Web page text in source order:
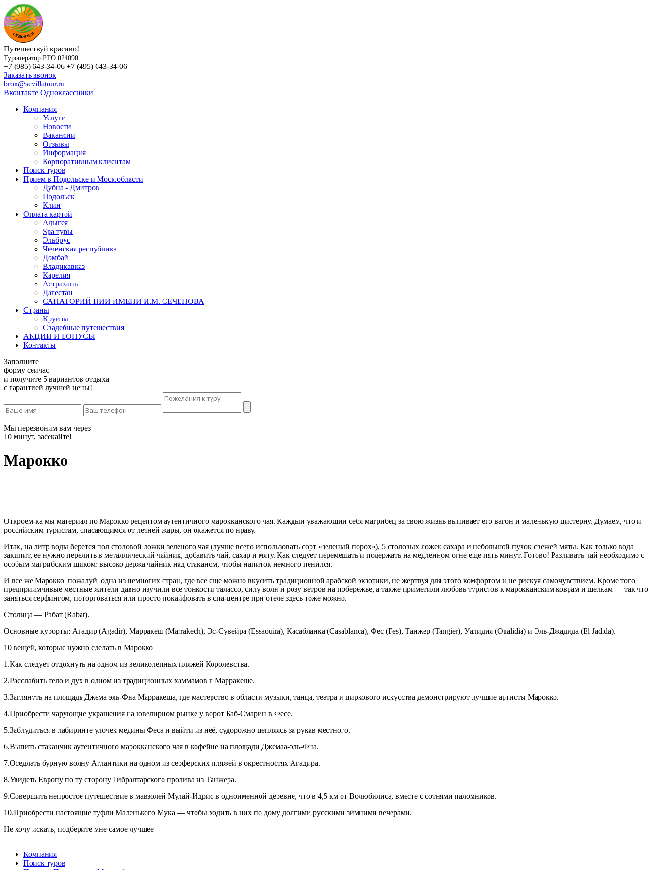
Путешествуй красиво!
Туроператор РТО 024090
+7 (985) 643-34-06 +7 (495) 643-34-06
Заказать звонок
bron@sevillatour.ru
Вконтакте Одноклассники
Компания
Услуги
Новости
Вакансии
Отзывы
Информация
Корпоративным клиентам
Поиск туров
Прием в Подольске и Моск.области
Дубна - Дмитров
Подольск
Клин
Оплата картой
Адыгея
Spa туры
Эльбрус
Чеченская республика
Домбай
Владикавказ
Карелия
Астрахань
Дагестан
САНАТОРИЙ НИИ ИМЕНИ И.М. СЕЧЕНОВА
Страны
Круизы
Свадебные путешествия
АКЦИИ И БОНУСЫ
Контакты
Заполните
форму сейчас
и получите 5 вариантов отдыха
с гарантией лучшей цены!
Мы перезвоним вам через
10 минут, засекайте!
Марокко
Откроем-ка мы материал по Марокко рецептом аутентичного марокканского чая. Каждый уважающий себя магрибец за свою жизнь выпивает его вагон и маленькую цистерну. Думаем, что и
российским туристам, спасающимся от летней жары, он окажется по нраву.
Итак, на литр воды берется пол столовой ложки зеленого чая (лучше всего использовать сорт «зеленый порох»), 5 столовых ложек сахара и небольшой пучок свежей мяты. Как только вода
закипит, ее нужно перелить в металлический чайник, добавить чай, сахар и мяту. Как следует перемешать и подержать на медленном огне еще пять минут. Готово! Разливать чай необходимо с
особым магрибским шиком: высоко держа чайник над стаканом, чтобы напиток немного пенился.
И все же Марокко, пожалуй, одна из немногих стран, где все еще можно вкусить традиционной арабской экзотики, не жертвуя для этого комфортом и не рискуя самочувствием. Кроме того,
предприимчивые местные жители давно изучили все тонкости талассо, силу волн и розу ветров на побережье, а также приметили любовь туристов к марокканским коврам и шелкам — так что
заняться серфингом, поторговаться или просто покайфовать в спа-центре при отеле здесь тоже можно.
Столица — Рабат (Rabat).
Основные курорты: Агадир (Agadir), Марракеш (Marrakech), Эс-Сувейра (Essaouira), Касабланка (Casablanca), Фес (Fes), Танжер (Tangier), Уалидия (Oualidia) и Эль-Джадида (El Jadida).
10 вещей, которые нужно сделать в Марокко
1.Как следует отдохнуть на одном из великолепных пляжей Королевства.
2.Расслабить тело и дух в одном из традиционных хаммамов в Марракеше.
3.Заглянуть на площадь Джема эль-Фна Марракеша, где мастерство в области музыки, танца, театра и циркового искусства демонстрируют лучшие артисты Марокко.
4.Приобрести чарующие украшения на ювелирном рынке у ворот Баб-Смарин в Фесе.
5.Заблудиться в лабиринте улочек медины Феса и выйти из неё, судорожно цепляясь за рукав местного.
6.Выпить стаканчик аутентичного марокканского чая в кофейне на площади Джемаа-эль-Фна.
7.Оседлать бурную волну Атлантики на одном из серферских пляжей в окрестностях Агадира.
8.Увидеть Европу по ту сторону Гибралтарского пролива из Танжера.
9.Совершить непростое путешествие в мавзолей Мулай-Идрис в одноименной деревне, что в 4,5 км от Волюбилиса, вместе с сотнями паломников.
10.Приобрести настоящие туфли Маленького Мука — чтобы ходить в них по дому долгими русскими зимними вечерами.
Не хочу искать, подберите мне самое лучшее
Компания
Поиск туров